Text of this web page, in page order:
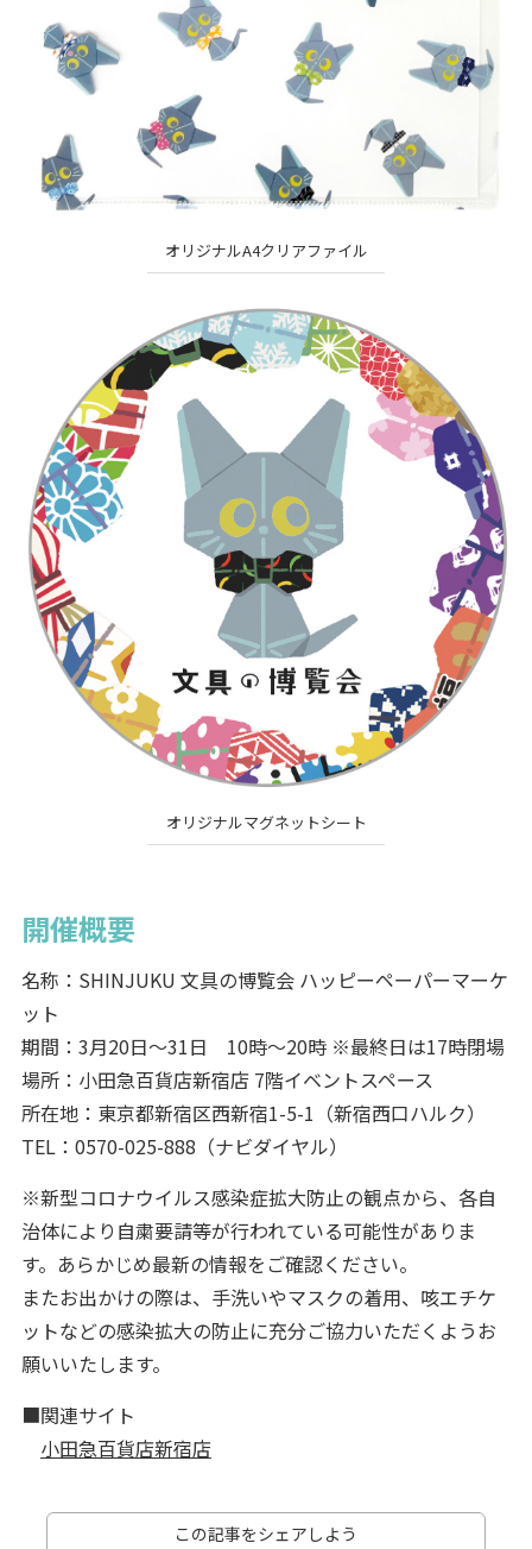
オリジナルA4クリアファイル
オリジナルマグネットシート
開催概要
名称：SHINJUKU 文具の博覧会 ハッピーペーパーマーケ
ット
期間：3月20日～31日 10時～20時 ※最終日は17時閉場
場所：小田急百貨店新宿店 7階イベントスペース
所在地：東京都新宿区西新宿1-5-1（新宿西口ハルク）
TEL：0570-025-888（ナビダイヤル）
※新型コロナウイルス感染症拡大防止の観点から、各自
治体により自粛要請等が行われている可能性がありま
す。あらかじめ最新の情報をご確認ください。
またお出かけの際は、手洗いやマスクの着用、咳エチケ
ットなどの感染拡大の防止に充分ご協力いただくようお
願いいたします。
■関連サイト
小田急百貨店新宿店
この記事をシェアしよう